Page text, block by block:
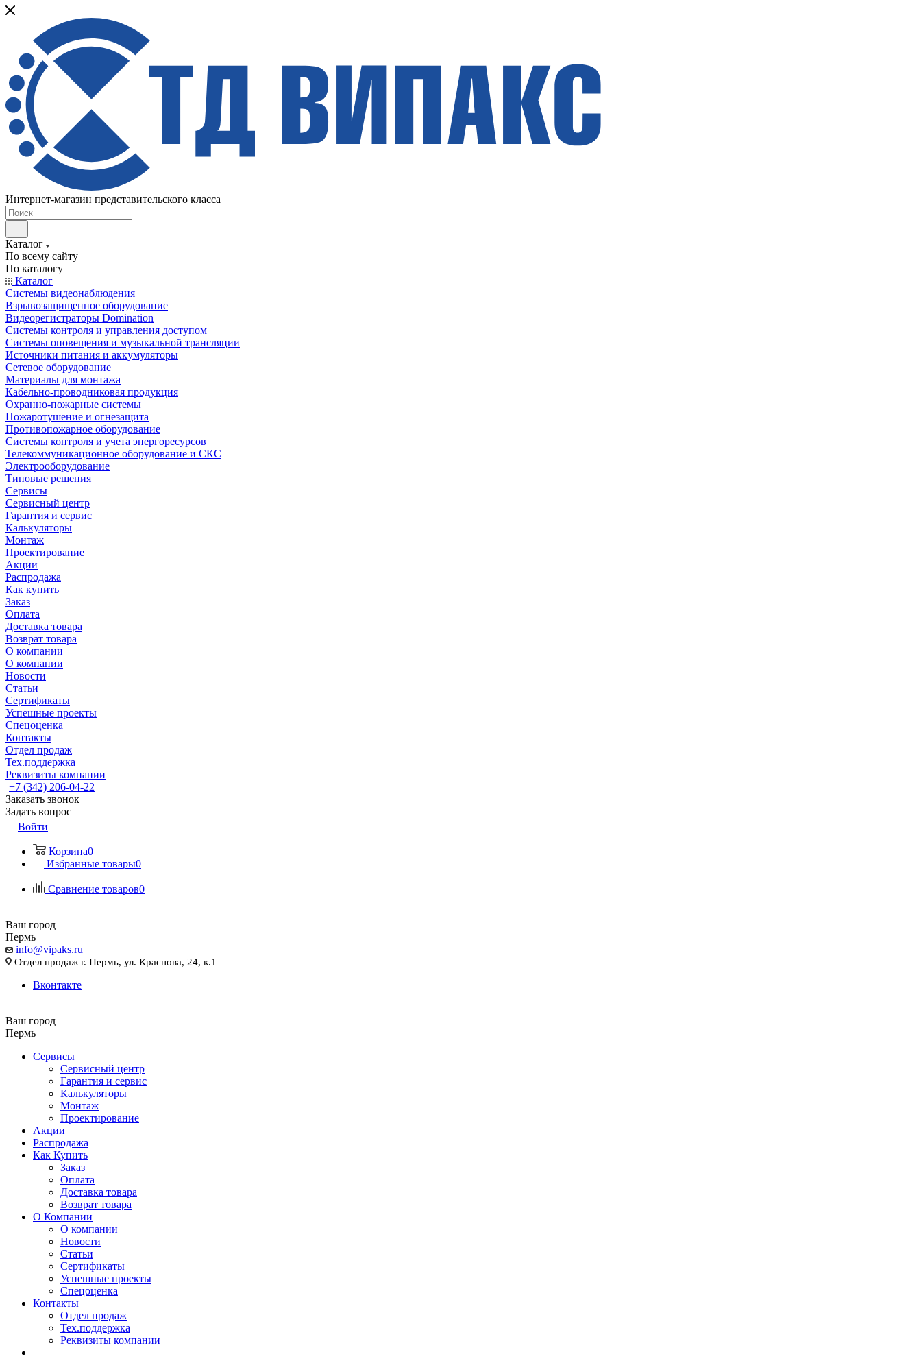
Интернет-магазин представительского класса
Каталог
По всему сайту
По каталогу
Каталог
Системы видеонаблюдения
Взрывозащищенное оборудование
Видеорегистраторы Domination
Системы контроля и управления доступом
Системы оповещения и музыкальной трансляции
Источники питания и аккумуляторы
Сетевое оборудование
Материалы для монтажа
Кабельно-проводниковая продукция
Охранно-пожарные системы
Пожаротушение и огнезащита
Противопожарное оборудование
Системы контроля и учета энергоресурсов
Телекоммуникационное оборудование и СКС
Электрооборудование
Типовые решения
Сервисы
Сервисный центр
Гарантия и сервис
Калькуляторы
Монтаж
Проектирование
Акции
Распродажа
Как купить
Заказ
Оплата
Доставка товара
Возврат товара
О компании
О компании
Новости
Статьи
Сертификаты
Успешные проекты
Спецоценка
Контакты
Отдел продаж
Тех.поддержка
Реквизиты компании
+7 (342) 206-04-22
Заказать звонок
Задать вопрос
Войти
Корзина0
Избранные товары0
Сравнение товаров0
Ваш город
Пермь
info@vipaks.ru
Отдел продаж г. Пермь, ул. Краснова, 24, к.1
Вконтакте
Ваш город
Пермь
Сервисы
Сервисный центр
Гарантия и сервис
Калькуляторы
Монтаж
Проектирование
Акции
Распродажа
Как Купить
Заказ
Оплата
Доставка товара
Возврат товара
О Компании
О компании
Новости
Статьи
Сертификаты
Успешные проекты
Спецоценка
Контакты
Отдел продаж
Тех.поддержка
Реквизиты компании